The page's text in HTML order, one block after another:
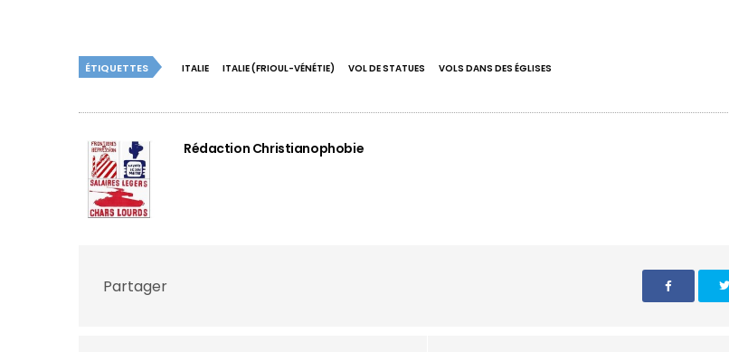
ÉTIQUETTES ITALIE ITALIE (FRIOUL-VÉNÉTIE) VOL DE STATUES VOLS DANS DES ÉGLISES
Rédaction Christianophobie
Partager